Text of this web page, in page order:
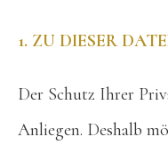
1. ZU DIESER
Der Schutz Ihrer
Anliegen. Deshalb